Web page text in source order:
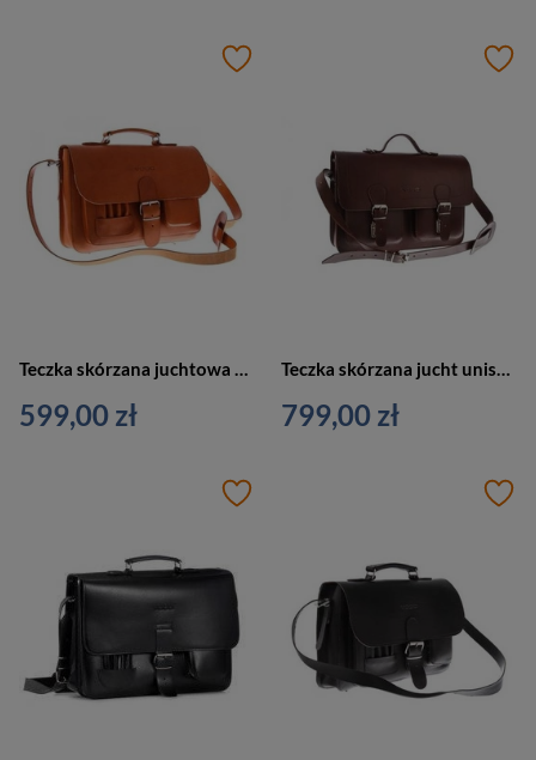
Teczka skórzana juchtowa unisex VOOC P13 aktówka z funkcją plecaka A4 duża koniakowa
599,00 zł
Teczka skórzana jucht unisex VOOC P24 aktówka vintage duża A4 brązowa
799,00 zł